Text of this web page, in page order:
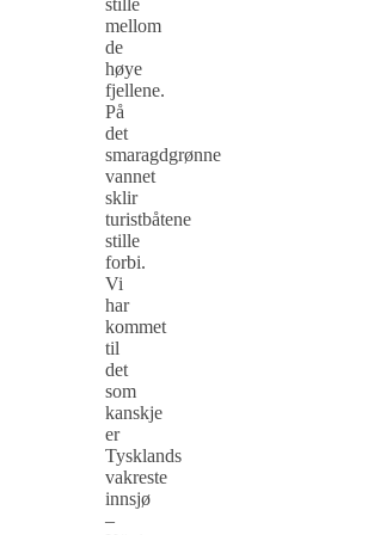
stille
mellom
de
høye
fjellene.
På
det
smaragdgrønne
vannet
sklir
turistbåtene
stille
forbi.
Vi
har
kommet
til
det
som
kanskje
er
Tysklands
vakreste
innsjø
–